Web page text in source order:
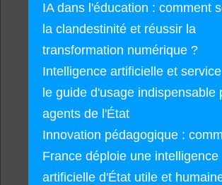
IA dans l'éducation : comment
la clandestinité et réussir la
transformation numérique ?
Intelligence artificielle et
le guide d'usage indispensable
agents de l'État
Innovation pédagogique :
France déploie une intelligence
artificielle d'État utile et